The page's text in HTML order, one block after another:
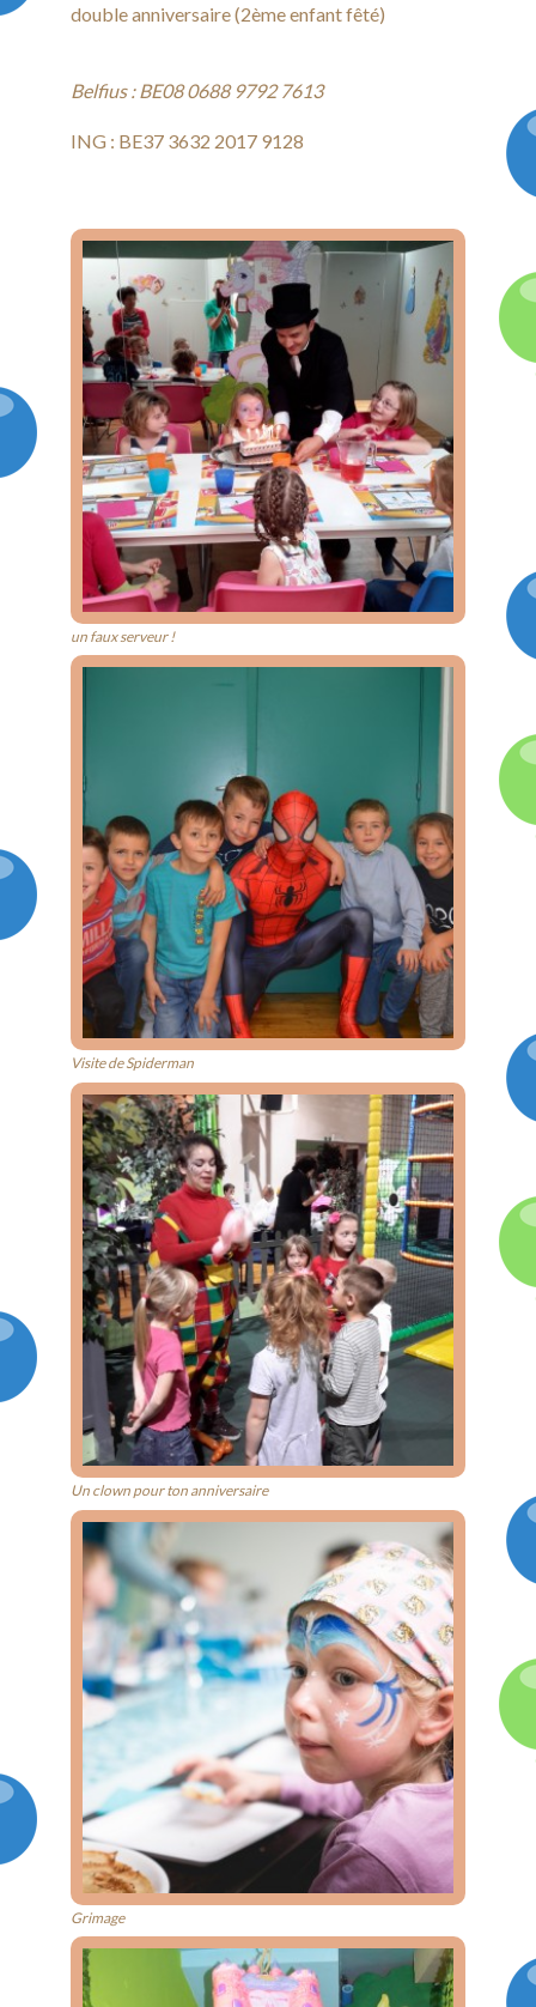
double anniversaire (2ème enfant fêté)
Belfius : BE08 0688 9792 7613
ING : BE37 3632 2017 9128
un faux serveur !
Visite de Spiderman
Un clown pour ton anniversaire
Grimage